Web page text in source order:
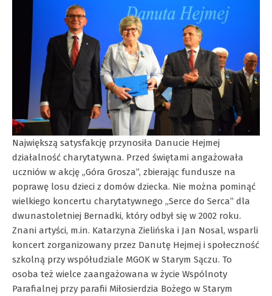
Największą satysfakcję przynosiła Danucie Hejmej
działalność charytatywna. Przed świętami angażowała
uczniów w akcję „Góra Grosza”, zbierając fundusze na
poprawę losu dzieci z domów dziecka. Nie można pominąć
wielkiego koncertu charytatywnego „Serce do Serca” dla
dwunastoletniej Bernadki, który odbył się w 2002 roku.
Znani artyści, m.in. Katarzyna Zielińska i Jan Nosal, wsparli
koncert zorganizowany przez Danutę Hejmej i społeczność
szkolną przy współudziale MGOK w Starym Sączu. To
osoba też wielce zaangażowana w życie Wspólnoty
Parafialnej przy parafii Miłosierdzia Bożego w Starym